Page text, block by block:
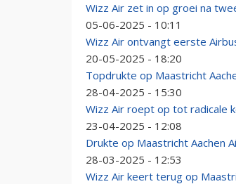
Wizz Air zet in op groei na
05-06-2025 - 10:11
Wizz Air ontvangt eerste
20-05-2025 - 18:20
Topdrukte op Maastricht
28-04-2025 - 15:30
Wizz Air roept op tot radicale
23-04-2025 - 12:08
Drukte op Maastricht Aachen
28-03-2025 - 12:53
Wizz Air keert terug op